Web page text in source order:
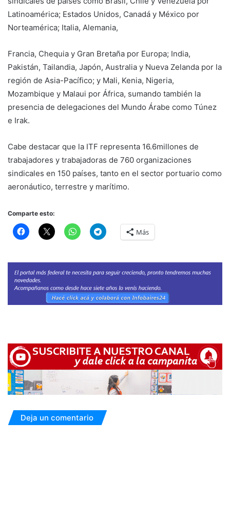
Latinoamérica; Estados Unidos, Canadá y México por
Norteamérica; Italia, Alemania,
Francia, Chequia y Gran Bretaña por Europa; India,
Pakistán, Tailandia, Japón, Australia y Nueva Zelanda por la
región de Asia-Pacífico; y Mali, Kenia, Nigeria,
Mozambique y Malaui por África, sumando también la
presencia de delegaciones del Mundo Árabe como Túnez
e Irak.
Cabe destacar que la ITF representa 16.6millones de
trabajadores y trabajadoras de 760 organizaciones
sindicales en 150 países, tanto en el sector portuario como
aeronáutico, terrestre y marítimo.
Comparte esto:
Más
Deja un comentario